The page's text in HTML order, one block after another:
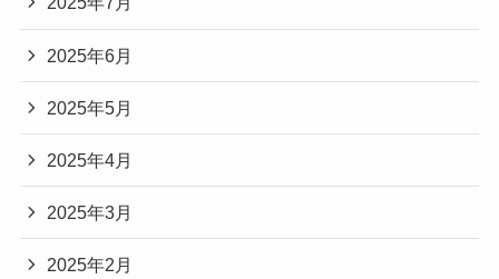
2025年6月
2025年5月
2025年4月
2025年3月
2025年2月